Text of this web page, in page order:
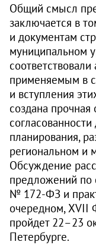
Общий смысл
заключается в
и документам
муниципальном
применяемым в
и вступления
создана
планирования,
региональном и
Обсуждение
предложений по
№ 172‑ФЗ и
очередном, XVII
пройдет 22–23
Петербурге.